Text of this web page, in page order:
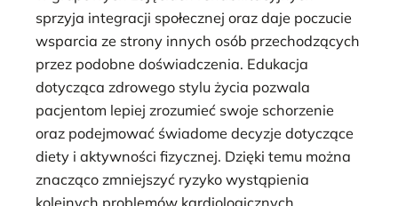
sprzyja integracji społecznej oraz daje poczucie
wsparcia ze strony innych osób przechodzących
przez podobne doświadczenia. Edukacja
dotycząca zdrowego stylu życia pozwala
pacjentom lepiej zrozumieć swoje schorzenie
oraz podejmować świadome decyzje dotyczące
diety i aktywności fizycznej. Dzięki temu można
znacząco zmniejszyć ryzyko wystąpienia